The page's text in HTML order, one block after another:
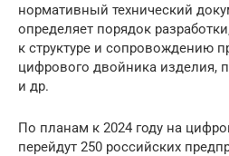
нормативный технический
определяет порядок
к структуре и сопровождению
цифрового двойника изделия,
и др.
По планам к 2024 году на
перейдут 250 российских